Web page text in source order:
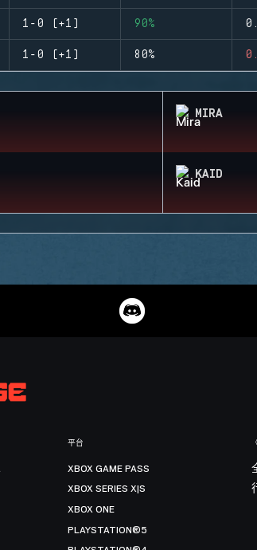
1-0 (+1) 90%
1-0 (+1) 80%
MIRA
KAID
平台
XBOX GAME PASS
XBOX SERIES X|S
XBOX ONE
PLAYSTATION®5